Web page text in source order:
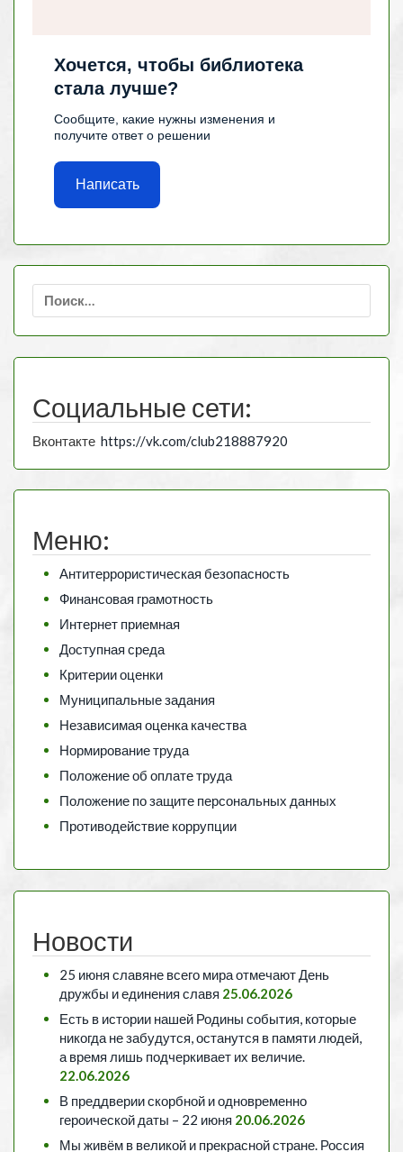
Хочется, чтобы библиотека
стала лучше?
Сообщите, какие нужны изменения и
получите ответ о решении
Написать
Найти:
Социальные сети:
Вконтакте https://vk.com/club218887920
Меню:
Антитеррористическая безопасность
Финансовая грамотность
Интернет приемная
Доступная среда
Критерии оценки
Муниципальные задания
Независимая оценка качества
Нормирование труда
Положение об оплате труда
Положение по защите персональных данных
Противодействие коррупции
Новости
25 июня славяне всего мира отмечают День
дружбы и единения славя 25.06.2026
Есть в истории нашей Родины события, которые
никогда не забудутся, останутся в памяти людей,
а время лишь подчеркивает их величие.
22.06.2026
В преддверии скорбной и одновременно
героической даты – 22 июня 20.06.2026
Мы живём в великой и прекрасной стране. Россия